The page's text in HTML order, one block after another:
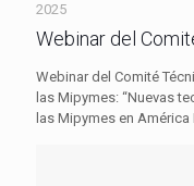
2025
Webinar del
Webinar del Comité
las Mipymes: “Nuevas
las Mipymes en América